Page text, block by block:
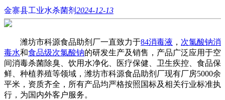
金寨县工业水杀菌剂 2024-12-13
潍坊市科源食品助剂厂一直致力于84消毒液 ， 次氯酸钠消
毒水和食品级次氯酸钠的研发生产及销售，产品广泛应用于空
间消毒杀菌除臭、饮用水净化、医疗保健、卫生疾控、食品保
鲜、种植养殖等领域，潍坊市科源食品助剂厂现有厂房5000余
平米，资质齐全，所有产品均严格按照国标及相关行业标准执
行，为国内外客户服务。